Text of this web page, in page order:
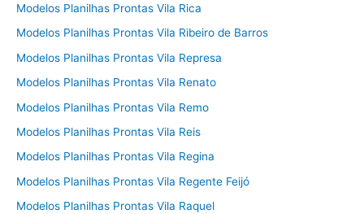
Modelos Planilhas Prontas Vila Rica
Modelos Planilhas Prontas Vila Ribeiro de Barros
Modelos Planilhas Prontas Vila Represa
Modelos Planilhas Prontas Vila Renato
Modelos Planilhas Prontas Vila Remo
Modelos Planilhas Prontas Vila Reis
Modelos Planilhas Prontas Vila Regina
Modelos Planilhas Prontas Vila Regente Feijó
Modelos Planilhas Prontas Vila Raquel